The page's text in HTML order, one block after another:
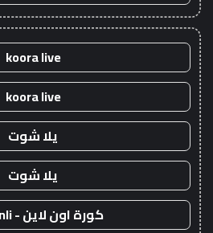
koora live
koora live
يلا شوت
يلا شوت
كورة اون لاين - kora onli